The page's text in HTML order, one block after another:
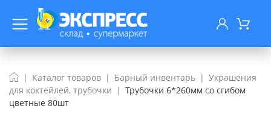
Каталог товаров Барный инвентарь
Украшения
для коктейлей, трубочки
Трубочки 6*260мм со сгибом
цветные 80шт